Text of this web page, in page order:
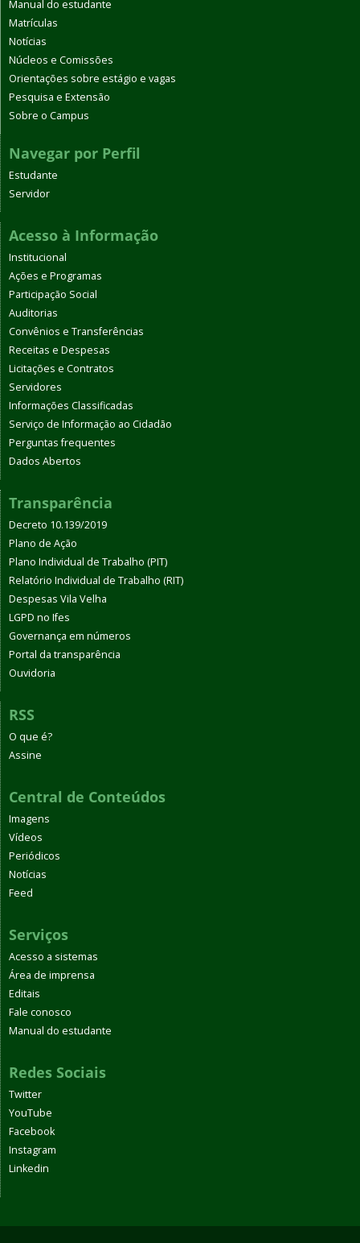
Manual do estudante
Matrículas
Notícias
Núcleos e Comissões
Orientações sobre estágio e vagas
Pesquisa e Extensão
Sobre o Campus
Navegar por Perfil
Estudante
Servidor
Acesso à Informação
Institucional
Ações e Programas
Participação Social
Auditorias
Convênios e Transferências
Receitas e Despesas
Licitações e Contratos
Servidores
Informações Classificadas
Serviço de Informação ao Cidadão
Perguntas frequentes
Dados Abertos
Transparência
Decreto 10.139/2019
Plano de Ação
Plano Individual de Trabalho (PIT)
Relatório Individual de Trabalho (RIT)
Despesas Vila Velha
LGPD no Ifes
Governança em números
Portal da transparência
Ouvidoria
RSS
O que é?
Assine
Central de Conteúdos
Imagens
Vídeos
Periódicos
Notícias
Feed
Serviços
Acesso a sistemas
Área de imprensa
Editais
Fale conosco
Manual do estudante
Redes Sociais
Twitter
YouTube
Facebook
Instagram
Linkedin